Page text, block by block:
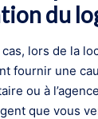
du
lors de la
fournir une
ou à
que vous